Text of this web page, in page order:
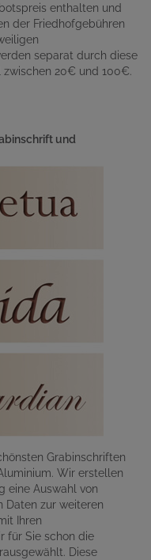
enthalten und
der Friedhofgebühren
separat durch diese
20€ und 100€.
und
Grabinschriften
Wir erstellen
eine Auswahl von
Daten zur weiteren
Ihren
für Sie schon die
Diese